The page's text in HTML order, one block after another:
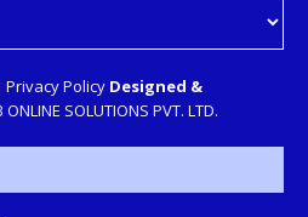
Privacy Policy Designed &
ONLINE SOLUTIONS PVT. LTD.